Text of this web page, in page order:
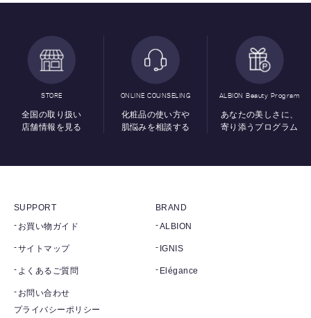
STORE
全国の取り扱い
店舗情報を見る
ONLINE COUNSELING
化粧品の使い方や
肌悩みを相談する
ALBION Beauty Program
あなたの美しさに、
寄り添うプログラム
SUPPORT
お買い物ガイド
サイトマップ
よくあるご質問
お問い合わせ
BRAND
ALBION
IGNIS
Elégance
プライバシーポリシー